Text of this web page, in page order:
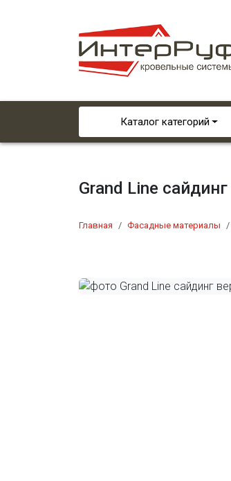
Каталог категорий
Grand Line
Главная Фасадные материалы